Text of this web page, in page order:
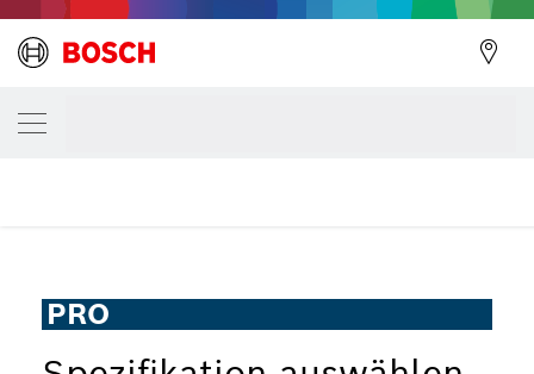
PRO
DEINE AUSGEWÄHLTE VARIANTE